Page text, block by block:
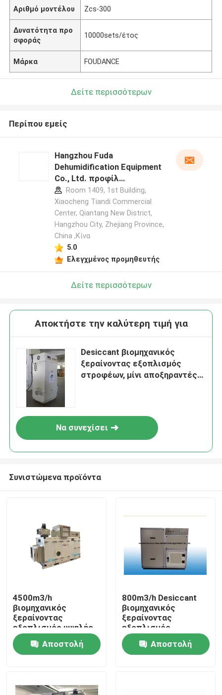
Σπίτι
Περίπου εμείς
Αριθμό μοντέλου Zcs-300
Δυνατότητα προ
σφοράς
10000sets/έτος
Μάρκα FOUDANCE
Δείτε περισσότερων
Περίπου εμείς
Hangzhou Fuda
Dehumidification Equipment
Co., Ltd. προφίλ
κατασκευαστή
Room 1409, 1st Building,
Xiaocheng Tiandi Commercial
Center, Qiantang New District,
Hangzhou City, Zhejiang Province,
China ,Κίνα
5.0
Ελεγχμένος προμηθευτής
Δείτε περισσότερων
Αποκτήστε την καλύτερη τιμή για
Desiccant βιομηχανικός
ξεραίνοντας εξοπλισμός
στροφέων, μίνι αποξηραντές
Να συνεχίσει
Συνιστώμενα προϊόντα
4500m3/h
βιομηχανικός
ξεραίνοντας
εξοπλισμός υψηλής
ικανότητας
Αποστολή
800m3/h Desiccant
βιομηχανικός
ξεραίνοντας
εξοπλισμός
αποξηραντών
στροφέωνΑποστολή